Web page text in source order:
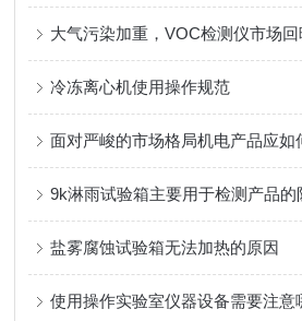
大气污染加重，VOC检测仪市场回
冷冻离心机使用操作规范
面对严峻的市场格局机电产品应如
9k淋雨试验箱主要用于检测产品
盐雾腐蚀试验箱无法加热的原因
使用操作实验室仪器设备需要注意